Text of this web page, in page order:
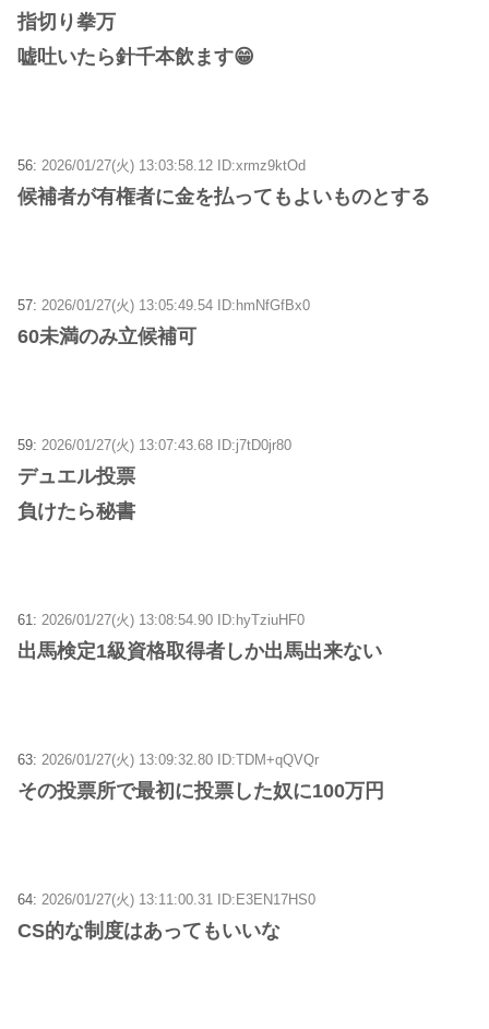
指切り拳万
嘘吐いたら針千本飲ます😁
56: 2026/01/27(火) 13:03:58.12 ID:xrmz9ktOd
候補者が有権者に金を払ってもよいものとする
57: 2026/01/27(火) 13:05:49.54 ID:hmNfGfBx0
60未満のみ立候補可
59: 2026/01/27(火) 13:07:43.68 ID:j7tD0jr80
デュエル投票
負けたら秘書
61: 2026/01/27(火) 13:08:54.90 ID:hyTziuHF0
出馬検定1級資格取得者しか出馬出来ない
63: 2026/01/27(火) 13:09:32.80 ID:TDM+qQVQr
その投票所で最初に投票した奴に100万円
64: 2026/01/27(火) 13:11:00.31 ID:E3EN17HS0
CS的な制度はあってもいいな